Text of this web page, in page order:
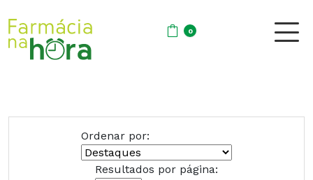
0
Ordenar por:
Resultados por página: